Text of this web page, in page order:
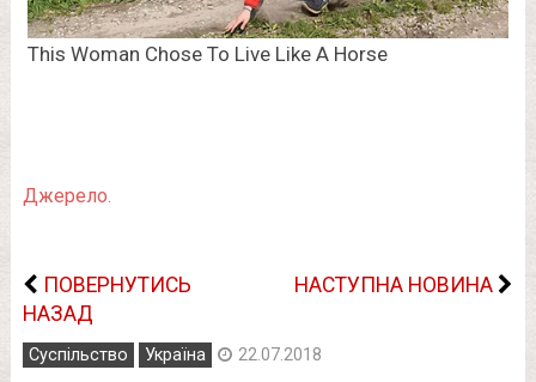
Джерело.
ПОВЕРНУТИСЬ
НАЗАД
НАСТУПНА НОВИНА
Суспільство Україна 22.07.2018